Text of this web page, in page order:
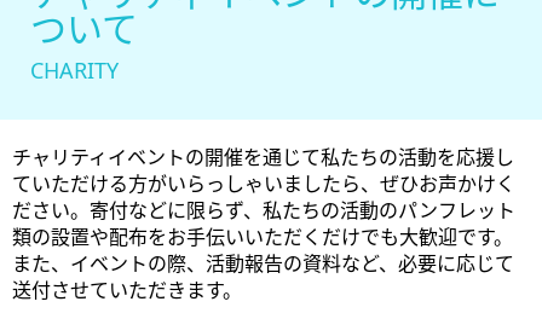
ついて
CHARITY
チャリティイベントの開催を通じて私たちの活動を応援し
ていただける方がいらっしゃいましたら、ぜひお声かけく
ださい。寄付などに限らず、私たちの活動のパンフレット
類の設置や配布をお手伝いいただくだけでも大歓迎です。
また、イベントの際、活動報告の資料など、必要に応じて
送付させていただきます。